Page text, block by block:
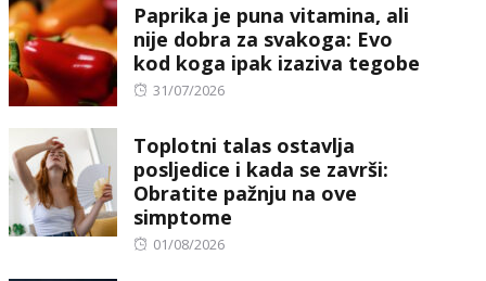
Paprika je puna vitamina, ali
nije dobra za svakoga: Evo
kod koga ipak izaziva tegobe
Posted
31/07/2026
Toplotni talas ostavlja
posljedice i kada se završi:
Obratite pažnju na ove
simptome
Posted
01/08/2026